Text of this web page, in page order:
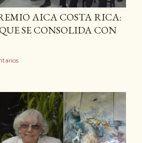
AICA COSTA RICA:
SE CONSOLIDA CON